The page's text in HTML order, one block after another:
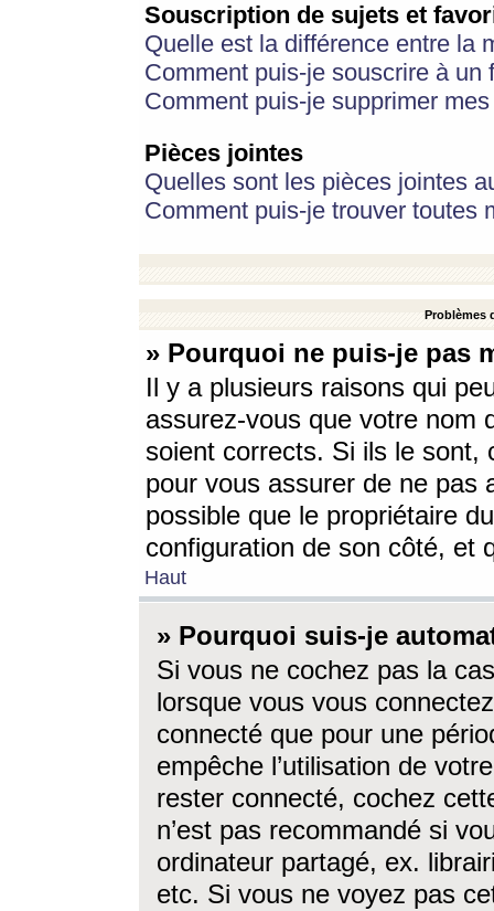
Souscription de sujets et
Quelle est la différence entre la
Comment puis-je souscrire à
Comment puis-je supprimer
Pièces jointes
Quelles sont les pièces jointes
Comment puis-je trouver toutes
Problèmes
» Pourquoi ne puis-je pas
Il y a plusieurs raisons qui
assurez-vous que votre nom
soient corrects. Si ils le sont,
pour vous assurer de ne pas
possible que le propriétaire
configuration de son côté, et
Haut
» Pourquoi suis-je
Si vous ne cochez pas la
lorsque vous vous
connecté que pour une
empêche l’utilisation de
rester connecté, cochez
n’est pas recommandé si
ordinateur partagé, ex.
etc. Si vous ne voyez pas